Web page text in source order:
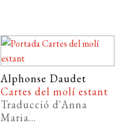
Alphonse Daudet
Cartes del molí estant
Traducció d'Anna
Maria...